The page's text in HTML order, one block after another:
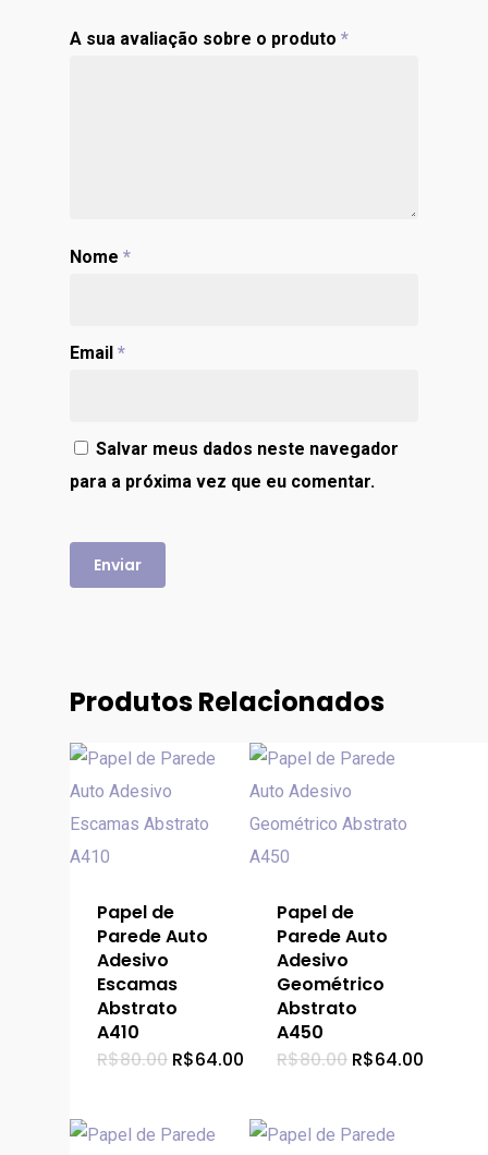
A sua avaliação sobre o produto *
Nome *
Email *
Salvar meus dados neste navegador
para a próxima vez que eu comentar.
Produtos Relacionados
Papel de
Parede Auto
Adesivo
Escamas
Abstrato
A410
R$80.00 O
R$80.00.
R$64.00
R$64.00.
Papel de
Parede Auto
Adesivo
Geométrico
Abstrato
A450
R$80.00 O
R$80.00.
R$64.00